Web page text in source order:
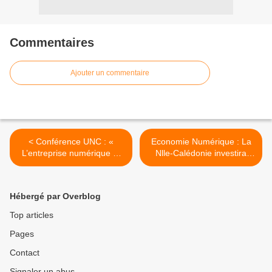
Commentaires
Ajouter un commentaire
< Conférence UNC : «
L’entreprise numérique et
les nouveaux critères de
Economie Numérique : La
Nlle-Calédonie investira
67M€ sur 5 ans >
Hébergé par Overblog
Top articles
Pages
Contact